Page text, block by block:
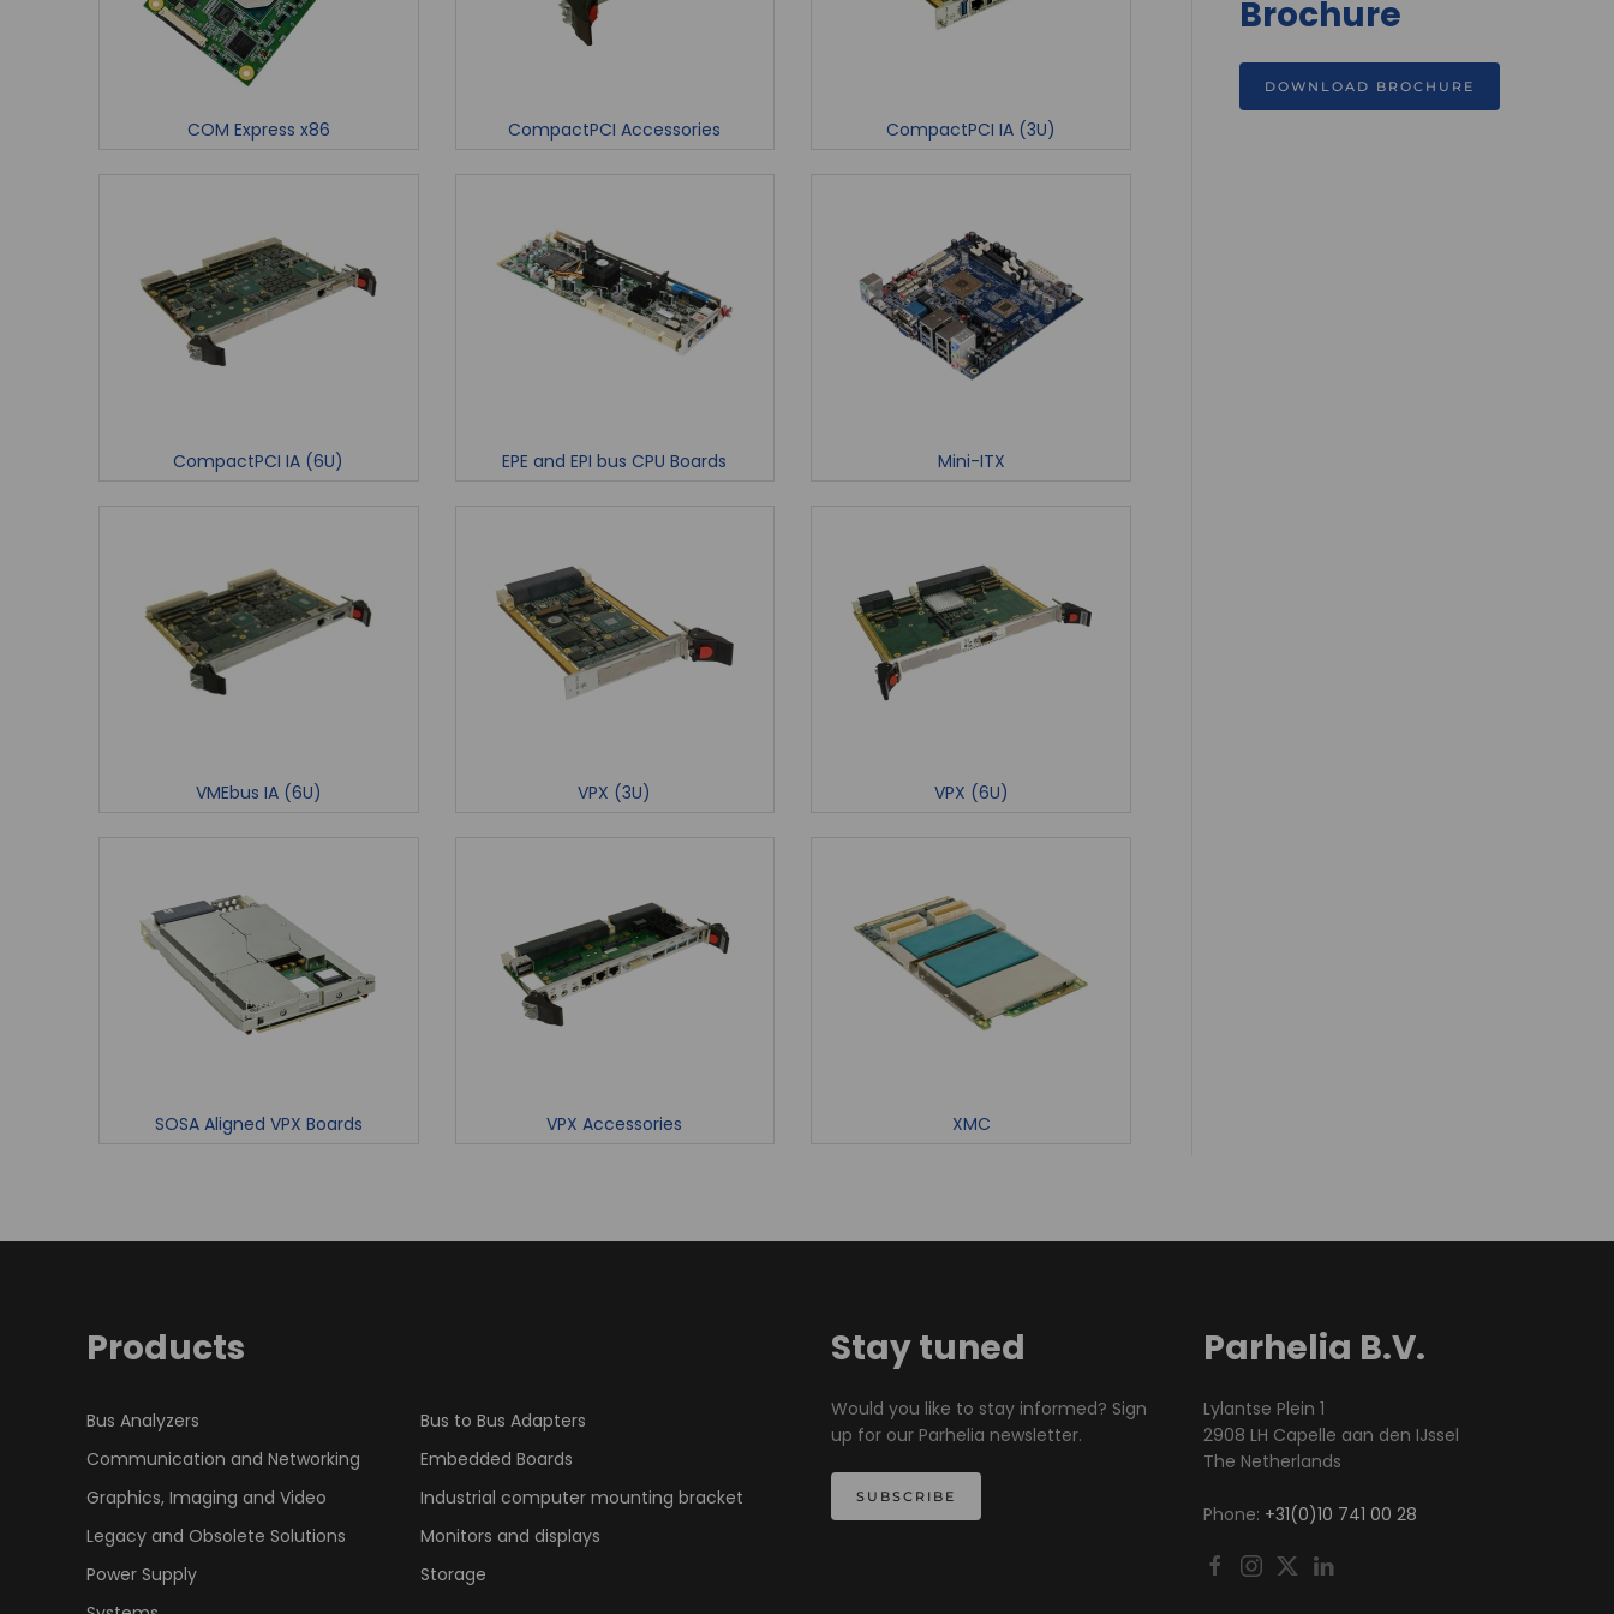
COM Express x86 CompactPCI Accessories CompactPCI IA (3U)
CompactPCI IA (6U) EPE and EPI bus CPU Boards Mini-ITX
VMEbus IA (6U) VPX (3U) VPX (6U)
SOSA Aligned VPX Boards VPX Accessories XMC
Brochure
DOWNLOAD BROCHURE
Products
Bus Analyzers
Bus to Bus Adapters
Communication and Networking
Embedded Boards
Graphics, Imaging and Video
Industrial computer mounting bracket
Legacy and Obsolete Solutions
Monitors and displays
Power Supply
Storage
Stay tuned
Would you like to stay informed? Sign
up for our Parhelia newsletter.
SUBSCRIBE
Parhelia B.V.
Lylantse Plein 1
2908 LH Capelle aan den IJssel
The Netherlands
Phone: +31(0)10 741 00 28